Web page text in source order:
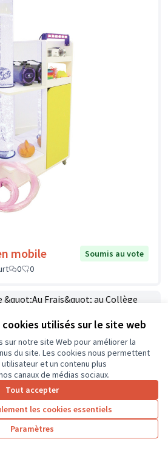
utilisés sur le site web
sur notre site Web pour améliorer la
du site. Les cookies nous permettent
et un contenu plus
canaux de médias sociaux.
Tout accepter
les cookies essentiels
Paramètres
mobile
Soumis au vote
0 0
au Collège Jean
vote